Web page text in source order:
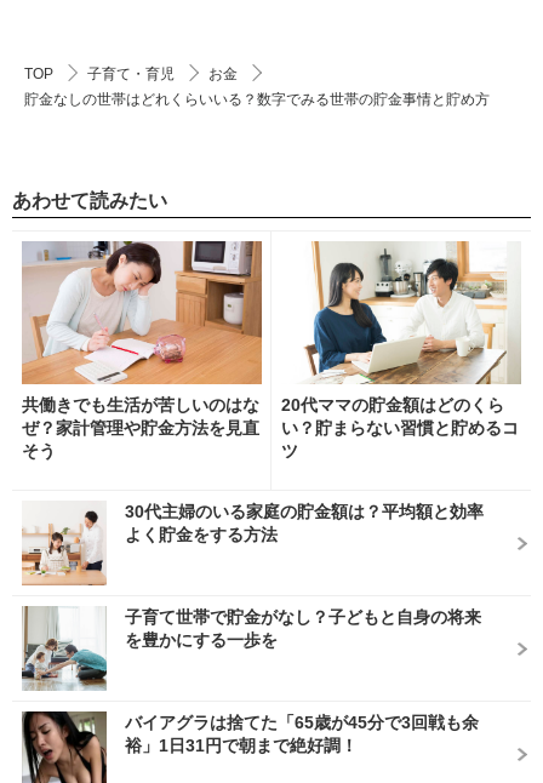
TOP 子育て・育児
お金
貯金なしの世帯はどれくらいいる？数字でみる世帯の貯金事情と貯め方
あわせて読みたい
共働きでも生活が苦しいのはな
ぜ？家計管理や貯金方法を見直
そう
20代ママの貯金額はどのくら
い？貯まらない習慣と貯めるコ
ツ
30代主婦のいる家庭の貯金額は？平均額と効率
よく貯金をする方法
子育て世帯で貯金がなし？子どもと自身の将来
を豊かにする一歩を
バイアグラは捨てた「65歳が45分で3回戦も余
裕」1日31円で朝まで絶好調！